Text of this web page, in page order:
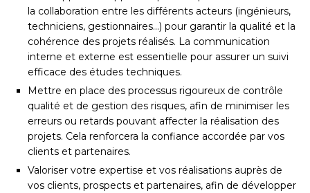
la collaboration entre les différents acteurs (ingénieurs,
techniciens, gestionnaires…) pour garantir la qualité et la
cohérence des projets réalisés. La communication
interne et externe est essentielle pour assurer un suivi
efficace des études techniques.
Mettre en place des processus rigoureux de contrôle
qualité et de gestion des risques, afin de minimiser les
erreurs ou retards pouvant affecter la réalisation des
projets. Cela renforcera la confiance accordée par vos
clients et partenaires.
Valoriser votre expertise et vos réalisations auprès de
vos clients, prospects et partenaires, afin de développer